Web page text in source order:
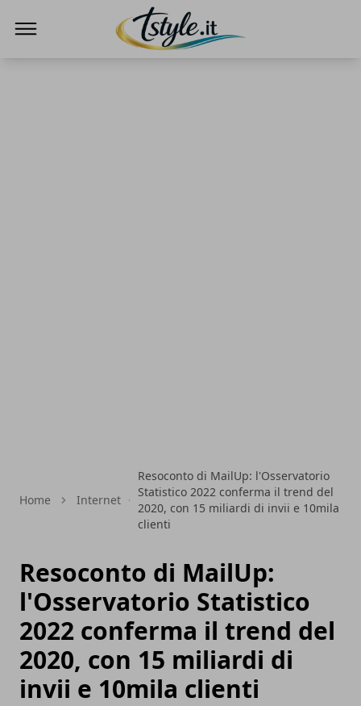
Home Internet
Resoconto di MailUp: l'Osservatorio
Statistico 2022 conferma il trend del
2020, con 15 miliardi di invii e 10mila
clienti
Resoconto di MailUp:
l'Osservatorio Statistico
2022 conferma il trend del
2020, con 15 miliardi di
invii e 10mila clienti